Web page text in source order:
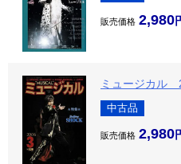
販売価格 2,980
ミュージカル
中古品
販売価格 2,980